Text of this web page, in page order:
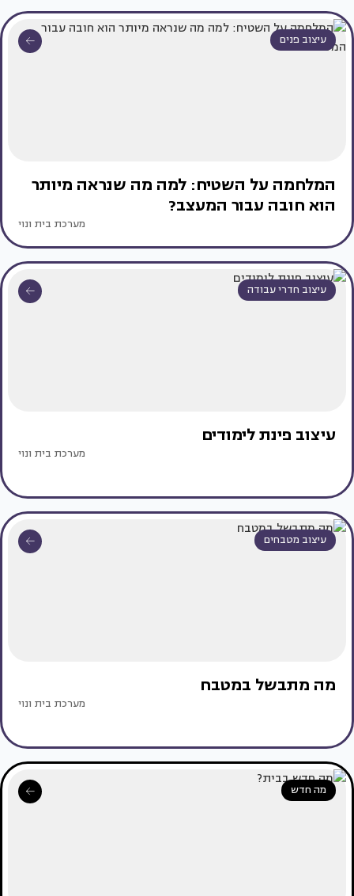
עיצוב פנים
המלחמה על השטיח: למה מה שנראה מיותר
הוא חובה עבור המעצב?
מערכת בית ונוי
עיצוב חדרי עבודה
עיצוב פינת לימודים
מערכת בית ונוי
עיצוב מטבחים
מה מתבשל במטבח
מערכת בית ונוי
מה חדש